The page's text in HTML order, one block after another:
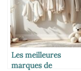
Les meilleures
marques de